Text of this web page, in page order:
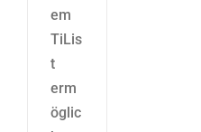
em
TiLis
t
erm
öglic